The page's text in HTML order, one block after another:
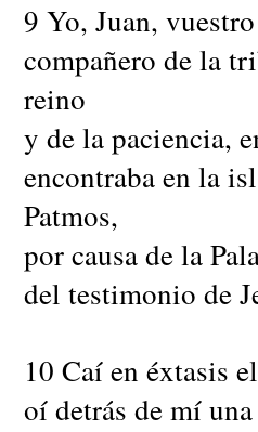
9 Yo, Juan,
compañero de la
reino
y de la paciencia,
encontraba en la
Patmos,
por causa de la
del testimonio de
10 Caí en éxtasis
oí detrás de mí